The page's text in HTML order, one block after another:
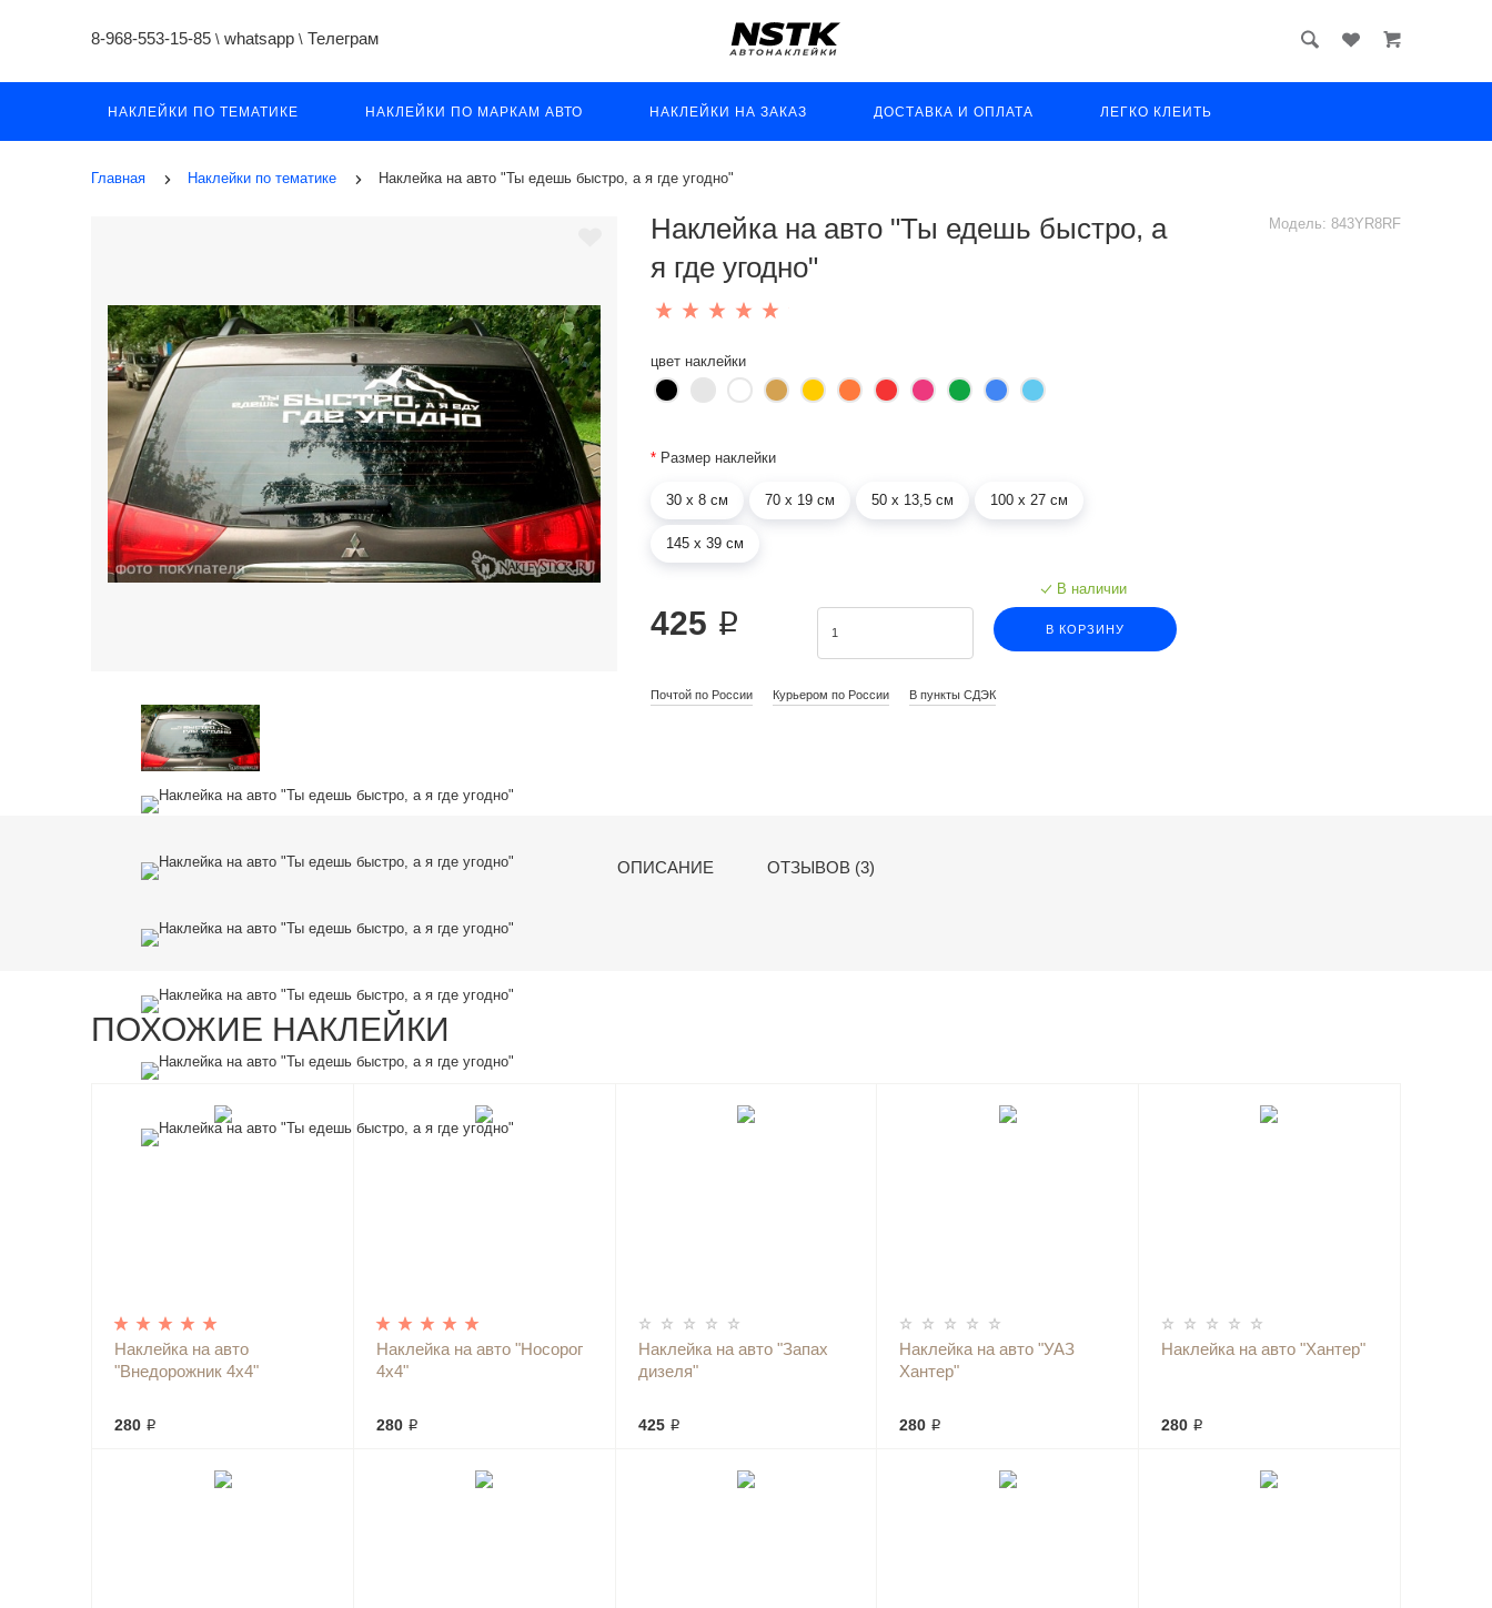
8-968-553-15-85 \whatsapp \ Телеграм
НАКЛЕЙКИ ПО ТЕМАТИКЕ НАКЛЕЙКИ ПО МАРКАМ АВТО НАКЛЕЙКИ НА ЗАКАЗ ДОСТАВКА И ОПЛАТА ЛЕГКО КЛЕИТЬ
Главная Наклейки по тематике Наклейка на авто "Ты едешь быстро, а я где угодно"
Модель: 843YR8RF
Наклейка на авто "Ты едешь быстро, а
я где угодно"
цвет наклейки
* Размер наклейки
30 х 8 см 70 х 19 см 50 х 13,5 см 100 х 27 см
145 х 39 см
425 ₽
В наличии
В КОРЗИНУ
Почтой по России Курьером по России В пункты СДЭК
ОПИСАНИЕ ОТЗЫВОВ (3)
ПОХОЖИЕ НАКЛЕЙКИ
Наклейка на авто
"Внедорожник 4х4"
280 ₽
Наклейка на авто "Носорог
4х4"
280 ₽
Наклейка на авто "Запах
дизеля"
425 ₽
Наклейка на авто "УАЗ
Хантер"
280 ₽
Наклейка на авто "Хантер"
280 ₽